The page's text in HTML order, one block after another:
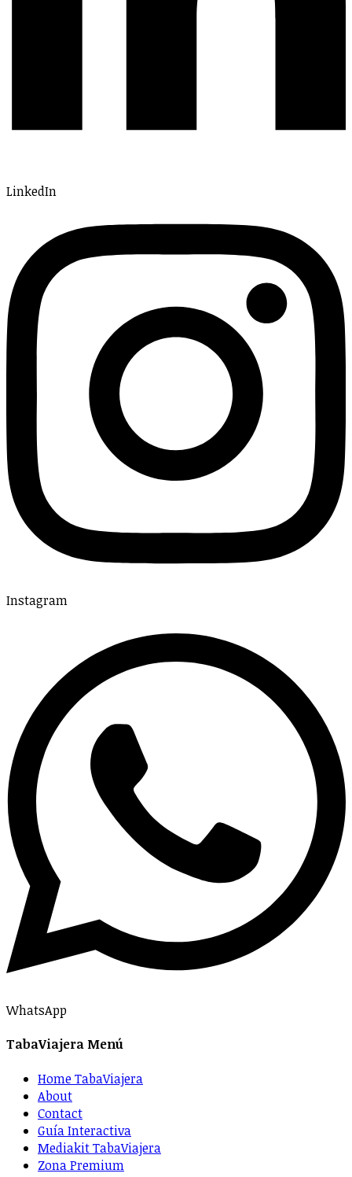
LinkedIn
Instagram
WhatsApp
TabaViajera Menú
Home TabaViajera
About
Contact
Guía Interactiva
Mediakit TabaViajera
Zona Premium